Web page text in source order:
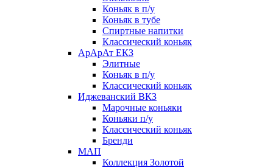
Коньяк в п/у
Коньяк в тубе
Спиртные напитки
Классический коньяк
АрАрАт ЕКЗ
Элитные
Коньяк в п/у
Классический коньяк
Иджеванский ВКЗ
Марочные коньяки
Коньяки п/у
Классический коньяк
Бренди
МАП
Коллекция Золотой